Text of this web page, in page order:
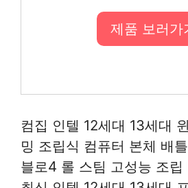
제품 보러가
컴집 인텔 12세대 13세대
밍 조립식 컴퓨터 본체 배
블로4 롤 스팀 고성능 조